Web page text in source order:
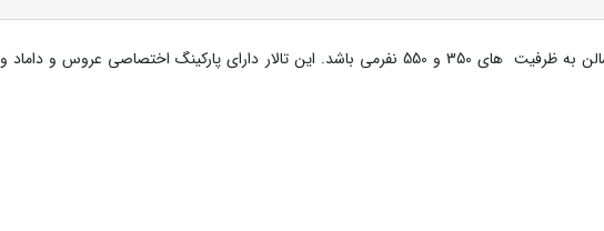
دارای دو سالن به ظرفیت های 350 و 550 نفرمی باشد. این تالار دارای پارکینگ اختصاصی عروس و داماد و